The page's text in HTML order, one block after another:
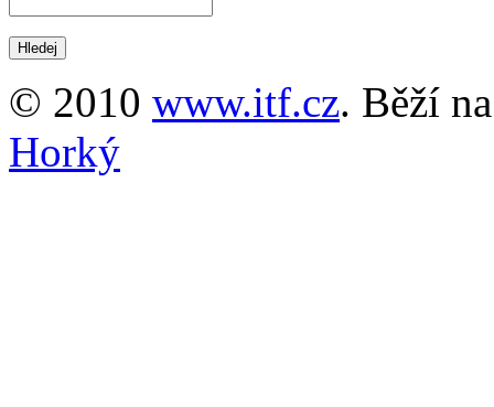
© 2010 www.itf.cz. Běží
Horký